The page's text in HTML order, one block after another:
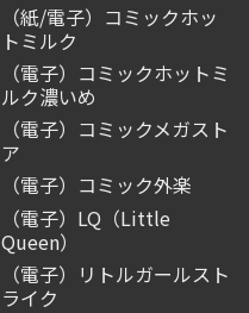
（紙/電子）コミックホッ
トミルク
（電子）コミックホットミ
ルク濃いめ
（電子）コミックメガスト
ア
（電子）コミック外楽
（電子）LQ（Little
Queen）
（電子）リトルガールスト
ライク